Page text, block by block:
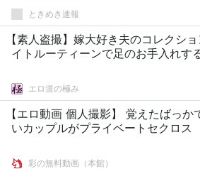
ときめき速報
【素人盗撮】嫁大好き夫のコレクシ
イトルーティーンで足のお手入れす
エロ道の極み
【エロ動画 個人撮影】 覚えたばっ
いカップルがプライベートセクロス
彩の無料動画（本館）